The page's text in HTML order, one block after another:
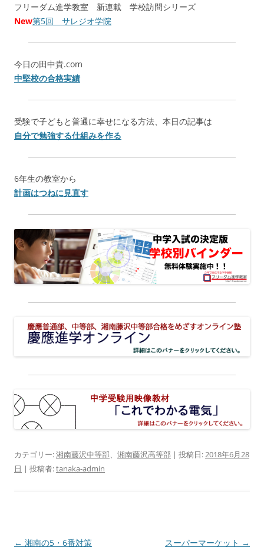
フリーダム進学教室 新連載 学校訪問シリーズ
New第5回 サレジオ学院
今日の田中貴.com
中堅校の合格実績
受験で子どもと普通に幸せになる方法、本日の記事は
自分で勉強する仕組みを作る
6年生の教室から
計画はつねに見直す
カテゴリー:湘南藤沢中等部、 湘南藤沢高等部 | 投稿日:2018年6月28
日 | 投稿者:tanaka-admin
投
← 湘南の5・6番対策 スーパーマーケット →